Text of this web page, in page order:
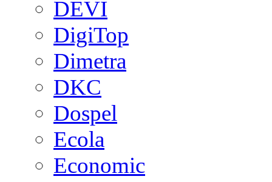
DEVI
DigiTop
Dimetra
DKC
Dospel
Ecola
Economic